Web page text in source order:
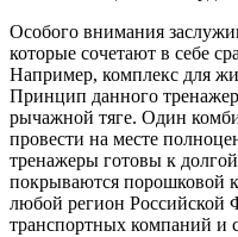
Особого внимания
которые сочетают в себе
Например, комплекс для
Принцип данного
рычажной тяге. Один
провести на месте
тренажеры готовы к
покрываются порошковой
любой регион
транспортных компаний и